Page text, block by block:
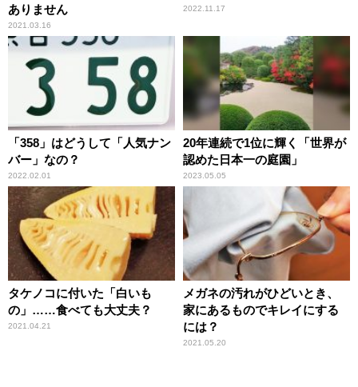
ありません
2021.03.16
2022.11.17
「358」はどうして「人気ナン
バー」なの？
2022.02.01
20年連続で1位に輝く「世界が
認めた日本一の庭園」
2023.05.05
タケノコに付いた「白いも
の」……食べても大丈夫？
2021.04.21
メガネの汚れがひどいとき、
家にあるものでキレイにする
には？
2021.05.20